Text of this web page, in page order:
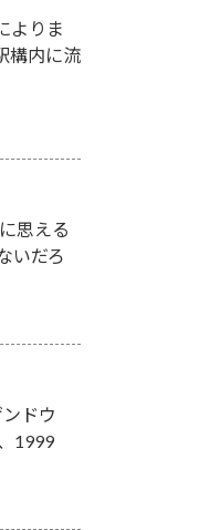
よりま
構内に流
思える
いだろ
ドウ
1999